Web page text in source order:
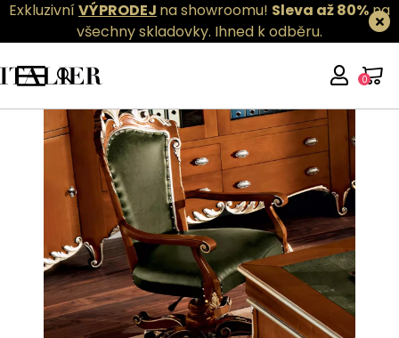
ExkluzivníVÝPRODEJ na showroomu! Sleva až 80%na
všechny skladovky. Ihned k odběru.
0